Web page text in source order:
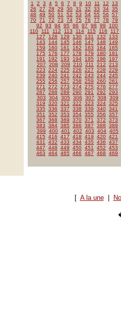
1 2 3 4 5 6 7 8 9 10 11 12
13
26
27 28 29 30 31 32 33 34 35
48
49 50 51 52 53 54 55 56
57
70 71 72 73 74 75 76 77 78
79
92
93 94 95 96 97 98 99
100
110
111 112 113 114 115 116
117
127
128 129 130 131 132
133
143
144 145 146 147 148
149
159
160 161 162 163 164
165
175
176 177 178 179 180
181
191
192 193 194 195 196
197
207
208 209 210 211 212
213
223
224 225 226 227 228
229
239
240 241 242 243 244 245
255
256 257 258 259 260 261
271
272 273 274 275 276
277
287
288 289 290 291 292
293
303
304 305 306 307 308
309
319
320 321 322 323 324 325
335
336 337 338 339 340 341
351
352 353 354 355 356
357
367
368 369 370 371 372
373
383
384 385 386 387 388
389
399
400 401 402 403 404 405
415
416 417 418 419 420 421
431
432 433 434 435 436
437
447
448 449 450 451 452
453
463
464 465 466 467 468 469
[ A la une|